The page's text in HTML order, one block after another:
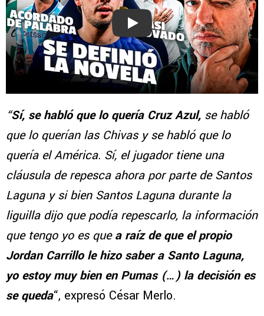
Play
“Sí, se habló que lo quería Cruz Azul, se habló
que lo querían las Chivas y se habló que lo
quería el América. Sí, el jugador tiene una
cláusula de repesca ahora por parte de Santos
Laguna y si bien Santos Laguna durante la
liguilla dijo que podía repescarlo, la información
que tengo yo es quea raíz de que el propio
Jordan Carrillo le hizo saber a Santo Laguna,
yo estoy muy bien en Pumas (…) la decisión es
se queda“, expresó César Merlo.